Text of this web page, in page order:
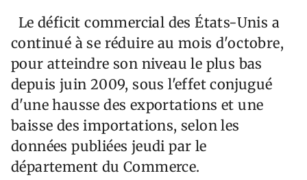
Le déficit commercial des États-Unis a
continué à se réduire au mois d'octobre,
pour atteindre son niveau le plus bas
depuis juin 2009, sous l'effet conjugué
d'une hausse des exportations et une
baisse des importations, selon les
données publiées jeudi par le
département du Commerce.